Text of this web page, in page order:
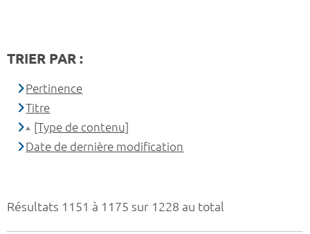
Résultats 1151 à 1175 sur 1228 au total
TRIER PAR :
Pertinence
Titre
[Type de contenu]
Date de dernière modification